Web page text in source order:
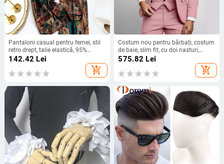
Pantaloni casual pentru femei, stil
retro drept, talie elastică, 95%
poliester, vară 2025
142.42 Lei
add_shopping_cart
Costum nou pentru bărbați, costum
de baie, slim fit, cu doi nasturi,
costum transfrontalier, set de trei
piese, Amazon, modă comercială
exterior 2024
575.82 Lei
add_shopping_cart